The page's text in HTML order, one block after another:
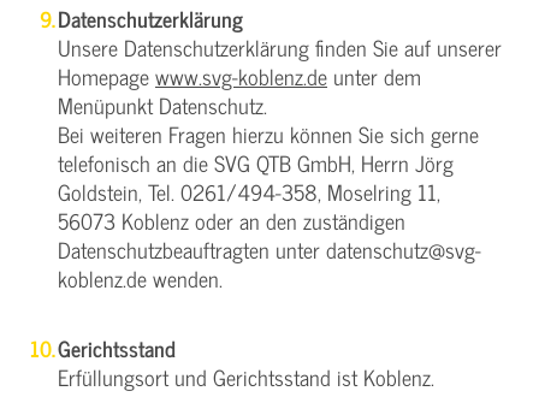
Datenschutzerklärung
Unsere Datenschutzerklärung finden Sie auf unserer
Homepagewww.svg-koblenz.de unter dem
Menüpunkt Datenschutz.
Bei weiteren Fragen hierzu können Sie sich gerne
telefonisch an die SVG QTB GmbH, Herrn Jörg
Goldstein, Tel. 0261/494-358, Moselring 11,
56073 Koblenz oder an den zuständigen
Datenschutzbeauftragten unter datenschutz@svg-
koblenz.de wenden.
Gerichtsstand
Erfüllungsort und Gerichtsstand ist Koblenz.